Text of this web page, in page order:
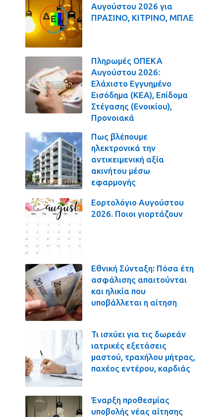
Αυγούστου 2026 για
ΠΡΑΣΙΝΟ, ΚΙΤΡΙΝΟ, ΜΠΛΕ
Πληρωμές ΟΠΕΚΑ
Αυγούστου 2026:
Ελάχιστο Εγγυημένο
Εισόδημα (ΚΕΑ), Επίδομα
Στέγασης (Ενοικίου),
Προνοιακά
Πως βλέπουμε
ηλεκτρονικά την
αντικειμενική αξία
ακινήτου μέσω
εφαρμογής
Εορτολόγιο Αυγούστου
2026. Ποιοι γιορτάζουν
Εθνική Σύνταξη: Πόσα έτη
ασφάλισης απαιτούνται
και ηλικία που
υποβάλλεται η αίτηση
Τι ισχύει για τις δωρεάν
ιατρικές εξετάσεις
μαστού, τραχήλου μήτρας,
παχέος εντέρου, καρδιάς
Έναρξη προθεσμίας
υποβολής νέας αίτησης